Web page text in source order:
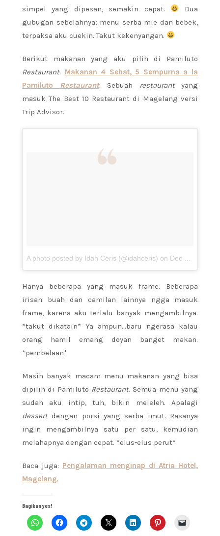
simpel yang dipesan, semakin cepat.
Dua
gubugan sebelahnya; menu serba mie dan bebek,
terpaksa aku cuekin. Takut kekenyangan.
Berikut makanan yang aku pilih di Pamiluto
Restaurant. Makanan 4 Sehat, 5 Sempurna a la
Pamiluto Restaurant. Sebuah restaurantyang
masuk The Best 10 Restaurant di Magelang versi
Trip Advisor.
A photo posted by Idah Ceris (@idahceris) on Dec 3, 2015 at 9:12pm PST
Hanya beberapa yang masuk frame. Beberapa
irisan buah dan camilan lainnya ngga masuk
frame, karena aku terlalu banyak mengambilnya.
*takut dikatain* Ya ampun…baru ngerasa kalau
orang hamil emang doyan banget makan.
*pembelaan*
Masih banyak macam menu makanan yang bisa
dipilih di Pamiluto Restaurant. Semua menu yang
sudah aku intip, tuh, bikin meleleh. Apalagi
dessertdengan porsi yang serba imut. Rasanya
ingin mengambilnya satu per satu, kemudian
melahapnya dengan cepat. *elus-elus perut*
Baca juga: Pengalaman menginap di Atria Hotel,
Magelang.
Bagikan yes!